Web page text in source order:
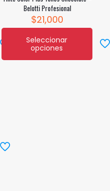
Belotti Profesional
$21,000
Seleccionar
opciones
Este
producto
en
la